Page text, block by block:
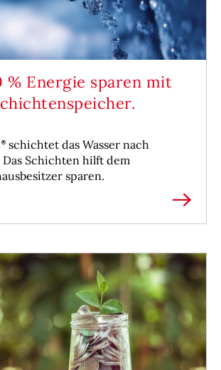
% Energie sparen mit
schichtet das Wasser nach
Schichten hilft dem
sparen.